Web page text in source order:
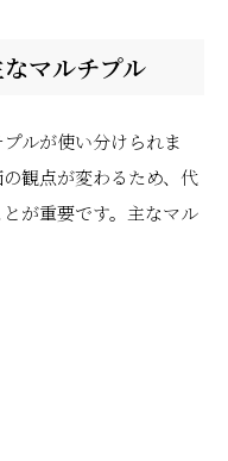
マルチプル
ルが使い分けられま
観点が変わるため、代
が重要です。主なマル